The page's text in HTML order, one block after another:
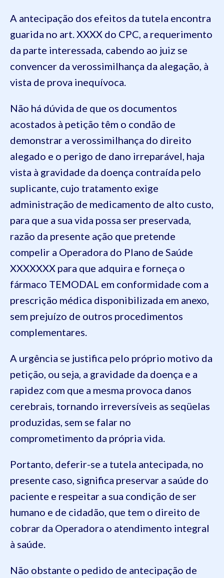
A antecipação dos efeitos da tutela encontra
guarida no art. XXXX do CPC, a requerimento
da parte interessada, cabendo ao juiz se
convencer da verossimilhança da alegação, à
vista de prova inequívoca.
Não há dúvida de que os documentos
acostados à petição têm o condão de
demonstrar a verossimilhança do direito
alegado e o perigo de dano irreparável, haja
vista à gravidade da doença contraída pelo
suplicante, cujo tratamento exige
administração de medicamento de alto custo,
para que a sua vida possa ser preservada,
razão da presente ação que pretende
compelir a Operadora do Plano de Saúde
XXXXXXX para que adquira e forneça o
fármaco TEMODAL em conformidade com a
prescrição médica disponibilizada em anexo,
sem prejuízo de outros procedimentos
complementares.
A urgência se justifica pelo próprio motivo da
petição, ou seja, a gravidade da doença e a
rapidez com que a mesma provoca danos
cerebrais, tornando irreversíveis as seqüelas
produzidas, sem se falar no
comprometimento da própria vida.
Portanto, deferir-se a tutela antecipada, no
presente caso, significa preservar a saúde do
paciente e respeitar a sua condição de ser
humano e de cidadão, que tem o direito de
cobrar da Operadora o atendimento integral
à saúde.
Não obstante o pedido de antecipação de